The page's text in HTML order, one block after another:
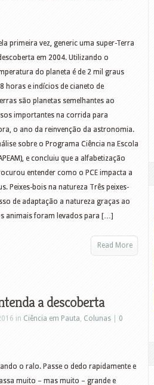
primeira vez, generic uma super-Terra
em 2004. Utilizando o
do planeta é de 2 mil graus
horas e indícios de cianeto de
são planetas semelhantes ao
importantes na corrida para
o ano da reinvenção da astronomia.
sobre o Programa Ciência na Escola
e concluiu que a alfabetização
entender como o PCE impacta a
Peixes-bois na natureza Três peixes-
de adaptação a natureza graças ao
animais foram levados para […]
Read More
a descoberta
in Ciência em Pauta, Colunas
0
o ralo. Passe o dedo rapidamente e
muito – mas muito – grande e